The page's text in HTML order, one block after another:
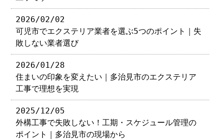
2026/02/02
可児市でエクステリア業者を選ぶ5つのポイント｜失
敗しない業者選び
2026/01/28
住まいの印象を変えたい｜多治見市のエクステリア
工事で理想を実現
2025/12/05
外構工事で失敗しない！工期・スケジュール管理の
ポイント｜多治見市の現場から